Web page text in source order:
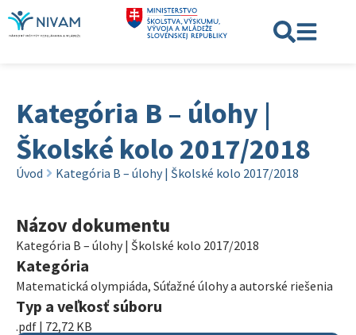
Kategória B – úlohy |
Školské kolo 2017/2018
Úvod Kategória B – úlohy | Školské kolo 2017/2018
Názov dokumentu
Kategória B – úlohy | Školské kolo 2017/2018
Kategória
Matematická olympiáda, Súťažné úlohy a autorské riešenia
Typ a veľkosť súboru
.pdf | 72,72 KB